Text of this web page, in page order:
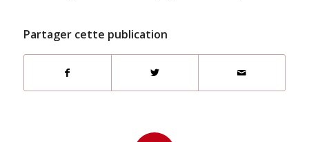
Partager cette publication